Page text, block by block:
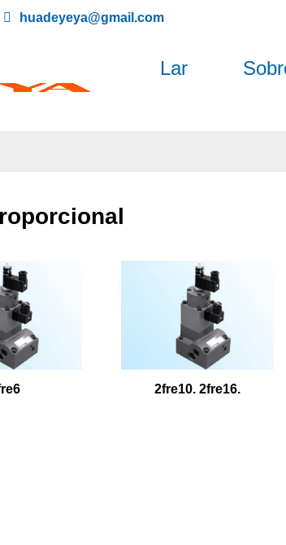
huadeyeya@gmail.com
Lar
2fre10. 2fre16.